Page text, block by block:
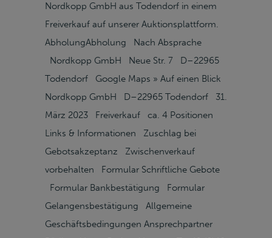
Nordkopp GmbH aus Todendorf in einem
Freiverkauf auf unserer Auktionsplattform.
AbholungAbholung Nach Absprache
Nordkopp GmbH Neue Str. 7 D–22965
Todendorf Google Maps » Auf einen Blick
Nordkopp GmbH D–22965 Todendorf 31.
März 2023 Freiverkauf ca. 4 Positionen
Links & Informationen Zuschlag bei
Gebotsakzeptanz Zwischenverkauf
vorbehalten Formular Schriftliche Gebote
Formular Bankbestätigung Formular
Gelangensbestätigung Allgemeine
Geschäftsbedingungen Ansprechpartner